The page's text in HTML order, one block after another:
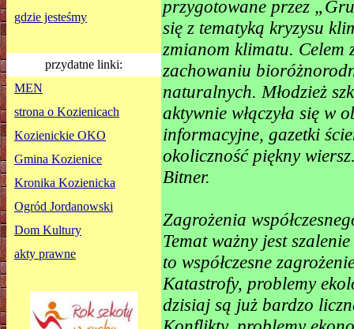
przygotowane przez
się z tematyką kryzysu
zmianom klimatu. Celem
zachowaniu
naturalnych. Młodzież
aktywnie włączyła się w
informacyjne, gazetki
okoliczność piękny
Bitner.
Zagrożenia
Temat ważny jest
to współczesne
Katastrofy, problemy
dzisiaj są już bardzo
gdzie jesteśmy
przydatne linki:
MEN
strona o Kozienicach
Kozienickie OKO
Gmina Kozienice
Kronika Kozienicka
Ogród Jordanowski
Dom Kultury
akty prawne